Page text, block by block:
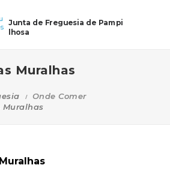
Junta de Freguesia de Pampi
lhosa
Muralhas
Onde Comer